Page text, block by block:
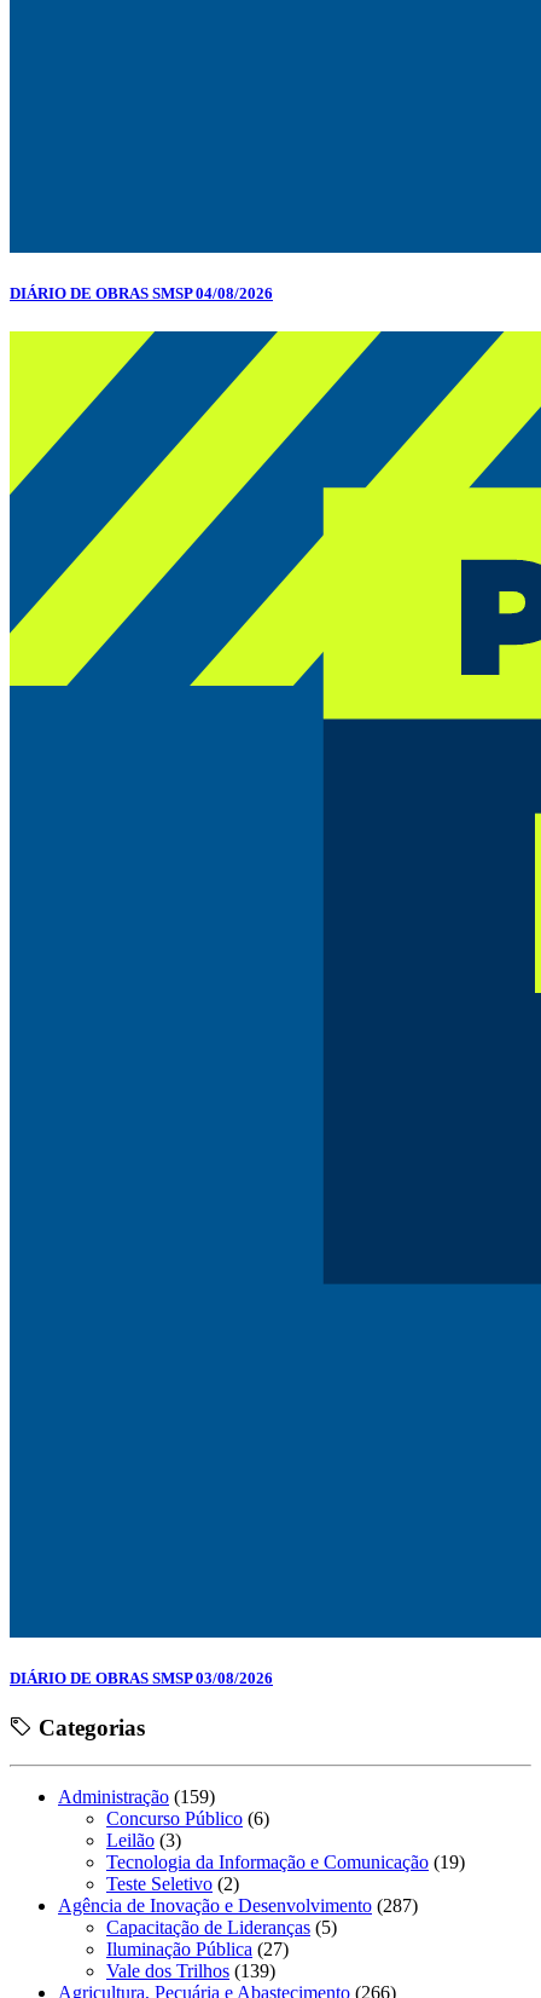
DIÁRIO DE OBRAS SMSP 04/08/2026
DIÁRIO DE OBRAS SMSP 03/08/2026
Categorias
Administração (159)
Concurso Público (6)
Leilão (3)
Tecnologia da Informação e Comunicação (19)
Teste Seletivo (2)
Agência de Inovação e Desenvolvimento (287)
Capacitação de Lideranças (5)
Iluminação Pública (27)
Vale dos Trilhos (139)
Agricultura, Pecuária e Abastecimento (266)